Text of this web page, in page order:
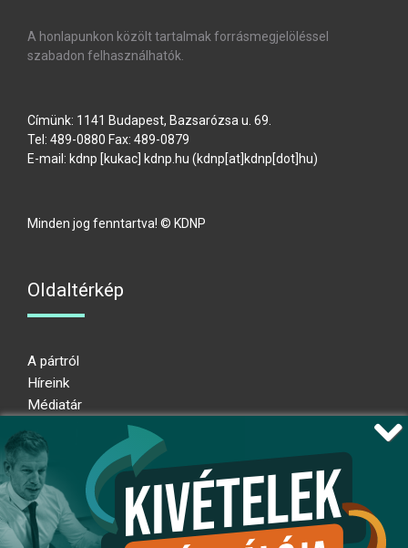
A honlapunkon közölt tartalmak forrásmegjelöléssel
szabadon felhasználhatók.
Címünk: 1141 Budapest, Bazsarózsa u. 69.
Tel: 489-0880 Fax: 489-0879
E-mail: kdnp [kukac] kdnp.hu (kdnp[at]kdnp[dot]hu)
Minden jog fenntartva! © KDNP
Oldaltérkép
A pártról
Híreink
Médiatár
Adatkezelési nyilatkozat
Átláthatósági nyilatkozat
Ugrás az oldal tetejére